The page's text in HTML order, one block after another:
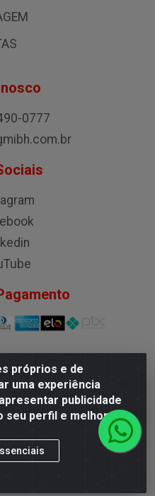
próprios e de
uma experiência
publicidade
seu perfil e melhorar a
0777
Pena, 50 - Santa
CEP 31.710-150 - CNPJ
0001-02